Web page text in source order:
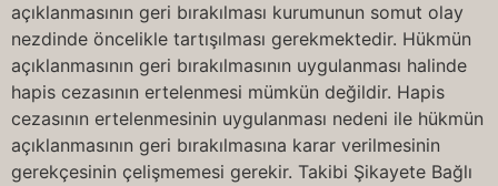
açıklanmasının geri bırakılması kurumunun somut olay
nezdinde öncelikle tartışılması gerekmektedir. Hükmün
açıklanmasının geri bırakılmasının uygulanması halinde
hapis cezasının ertelenmesi mümkün değildir. Hapis
cezasının ertelenmesinin uygulanması nedeni ile hükmün
açıklanmasının geri bırakılmasına karar verilmesinin
gerekçesinin çelişmemesi gerekir. Takibi Şikayete Bağlı